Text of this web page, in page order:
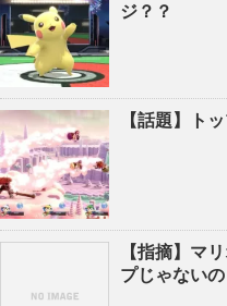
ジ？？
【話題】ト
【指摘】マ
プじゃないの